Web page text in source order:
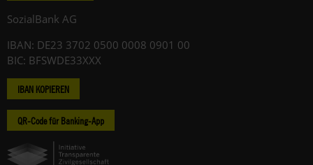
SozialBank AG
IBAN: DE23 3702 0500 0008 0901 00
BIC: BFSWDE33XXX
IBAN KOPIEREN
QR-Code für Banking-App